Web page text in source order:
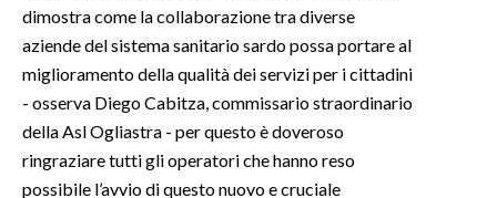
dimostra come la collaborazione tra diverse
aziende del sistema sanitario sardo possa portare al
miglioramento della qualità dei servizi per i cittadini
- osserva Diego Cabitza, commissario straordinario
della Asl Ogliastra - per questo è doveroso
ringraziare tutti gli operatori che hanno reso
possibile l’avvio di questo nuovo e cruciale